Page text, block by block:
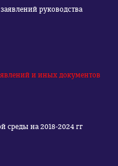
руководства
и иных документов
среды на 2018-2024 гг